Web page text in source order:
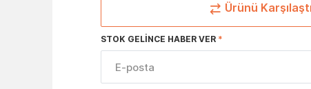
Ürünü
STOK GELINCE HABER VER